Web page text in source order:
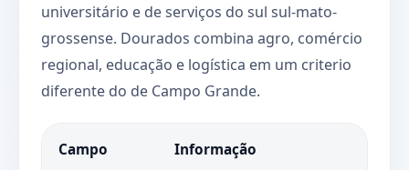
universitário e de serviços do sul sul-mato-
grossense. Dourados combina agro, comércio
regional, educação e logística em um criterio
diferente do de Campo Grande.
Campo Informação